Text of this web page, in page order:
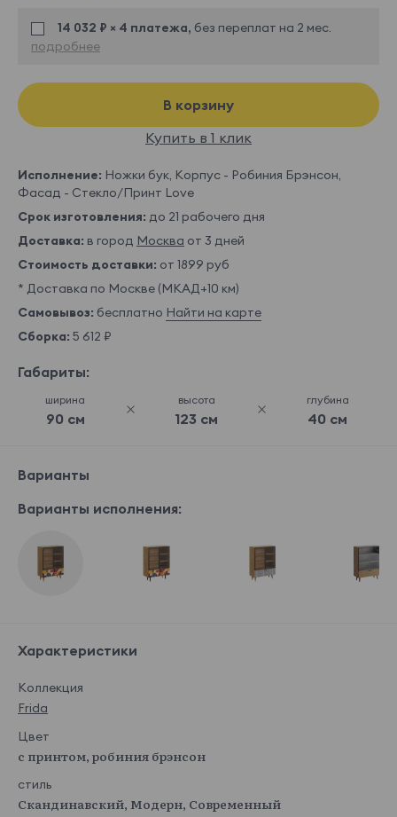
14 032 ₽ × 4 платежа, без переплат на 2 мес.
подробнее
В корзину
Купить в 1 клик
Исполнение: Ножки бук, Корпус - Робиния Брэнсон,
Фасад - Стекло/Принт Love
Срок изготовления: до 21 рабочего дня
Доставка: в город Москва от 3 дней
Стоимость доставки: от 1899 руб
* Доставка по Москве (МКАД+10 км)
Самовывоз: бесплатно Найти на карте
Сборка: 5 612 ₽
Габариты:
ширина
90 см
высота
123 см
глубина
40 см
Варианты
Варианты исполнения:
Характеристики
Коллекция
Frida
Цвет
с принтом, робиния брэнсон
стиль
Скандинавский, Модерн, Современный